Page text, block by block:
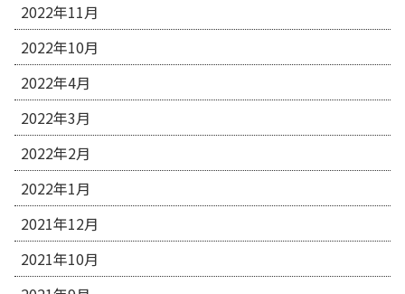
2022年11月
2022年10月
2022年4月
2022年3月
2022年2月
2022年1月
2021年12月
2021年10月